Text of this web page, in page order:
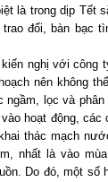
là trong dịp Tết
đổi, bàn bạc
nghị với công
nên không
lọc và
hoạt động, các
thác mạch
nhất là vào
Do đó, một số